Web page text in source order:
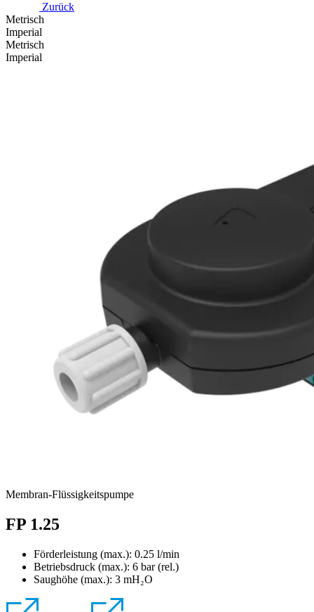
Zurück
Metrisch
Imperial
Metrisch
Imperial
Membran-Flüssigkeitspumpe
FP 1.25
Förderleistung (max.): 0.25 l/min
Betriebsdruck (max.): 6 bar (rel.)
Saughöhe (max.): 3 mH₂O